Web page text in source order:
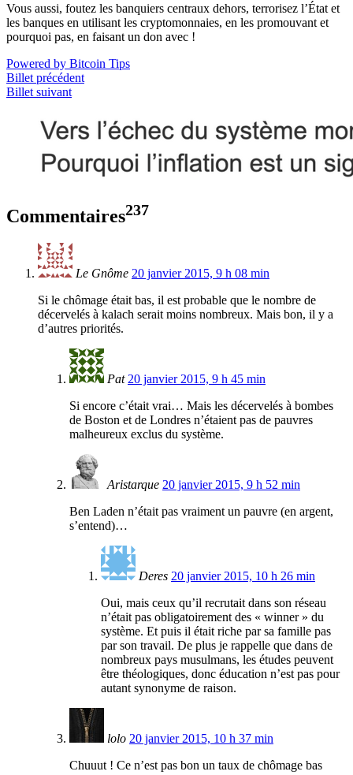
Vous aussi, foutez les banquiers centraux dehors, terrorisez l’État et
les banques en utilisant les cryptomonnaies, en les promouvant et
pourquoi pas, en faisant un don avec !
Powered by Bitcoin Tips
Billet précédent
Billet suivant
Commentaires237
Le Gnôme 20 janvier 2015, 9 h 08 min
Si le chômage était bas, il est probable que le nombre de
décervelés à kalach serait moins nombreux. Mais bon, il y a
d’autres priorités.
Pat 20 janvier 2015, 9 h 45 min
Si encore c’était vrai… Mais les décervelés à bombes
de Boston et de Londres n’étaient pas de pauvres
malheureux exclus du système.
Aristarque 20 janvier 2015, 9 h 52 min
Ben Laden n’était pas vraiment un pauvre (en argent,
s’entend)…
Deres 20 janvier 2015, 10 h 26 min
Oui, mais ceux qu’il recrutait dans son réseau
n’était pas obligatoirement des « winner » du
système. Et puis il était riche par sa famille pas
par son travail. De plus je rappelle que dans de
nombreux pays musulmans, les études peuvent
être théologiques, donc éducation n’est pas pour
autant synonyme de raison.
lolo 20 janvier 2015, 10 h 37 min
Chuuut ! Ce n’est pas bon un taux de chômage bas